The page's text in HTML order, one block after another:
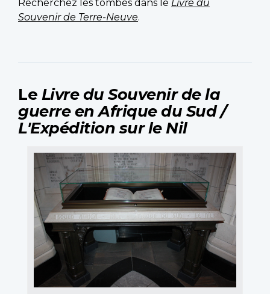
Recherchez les tombés dans le Livre du
Souvenir de Terre-Neuve.
Le Livre du Souvenir de la
guerre en Afrique du Sud /
L'Expédition sur le Nil